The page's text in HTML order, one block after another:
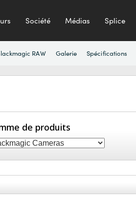
Société Médias Splice
RAW Galerie Spécifications
de produits